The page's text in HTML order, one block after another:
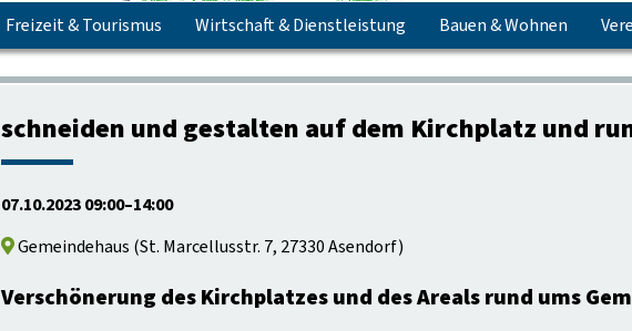
Jetzt herunterladen & lesen!
Freizeit & Tourismus Wirtschaft & Dienstleistung Bauen & Wohnen
schneiden und gestalten auf dem Kirchplatz und
07.10.2023 09:00–14:00
Gemeindehaus (St. Marcellusstr. 7, 27330 Asendorf)
Verschönerung des Kirchplatzes und des Areals rund ums